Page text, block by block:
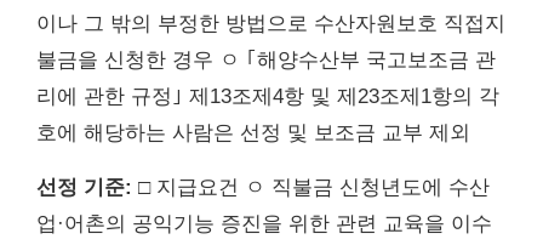
이나 그 밖의 부정한 방법으로 수산자원보호 직접지
불금을 신청한 경우 ㅇ ｢해양수산부 국고보조금 관
리에 관한 규정｣ 제13조제4항 및 제23조제1항의 각
호에 해당하는 사람은 선정 및 보조금 교부 제외
선정 기준: □ 지급요건 ㅇ 직불금 신청년도에 수산
업·어촌의 공익기능 증진을 위한 관련 교육을 이수